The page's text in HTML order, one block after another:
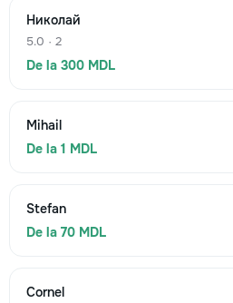
Николай
5.0 · 2
De la 300 MDL
Mihail
De la 1 MDL
Stefan
De la 70 MDL
Cornel